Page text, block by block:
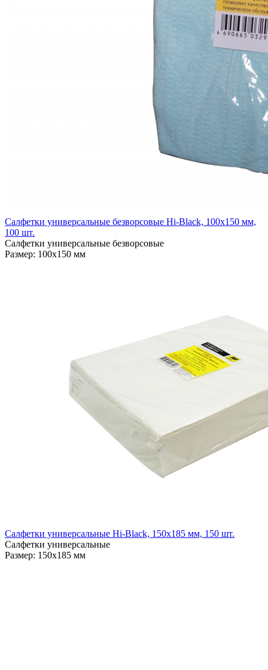
Салфетки универсальные безворсовые Hi-Black, 100х150 мм,
100 шт.
Салфетки универсальные безворсовые
Размер: 100х150 мм
Салфетки универсальные Hi-Black, 150х185 мм, 150 шт.
Салфетки универсальные
Размер: 150х185 мм